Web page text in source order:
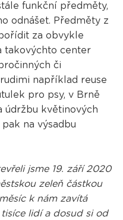
funkční předměty,
odnášet. Předměty z
za obvykle
takovýchto center
či
například reuse
pro psy, v Brně
údržbu květinových
na výsadbu
jsme 19. září 2020
zeleň částkou
k nám zavítá
lidí a dosud si od